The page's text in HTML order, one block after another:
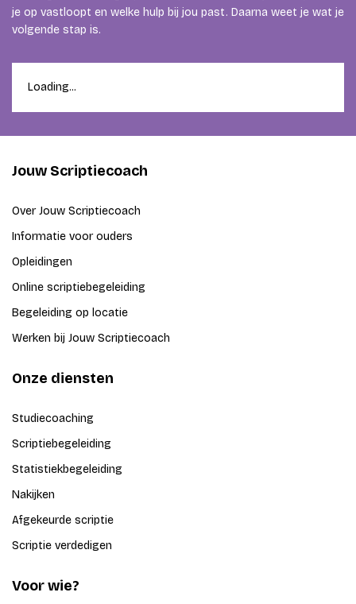
je op vastloopt en welke hulp bij jou past. Daarna weet je wat je
volgende stap is.
Loading...
Jouw Scriptiecoach
Over Jouw Scriptiecoach
Informatie voor ouders
Opleidingen
Online scriptiebegeleiding
Begeleiding op locatie
Werken bij Jouw Scriptiecoach
Onze diensten
Studiecoaching
Scriptiebegeleiding
Statistiekbegeleiding
Nakijken
Afgekeurde scriptie
Scriptie verdedigen
Voor wie?